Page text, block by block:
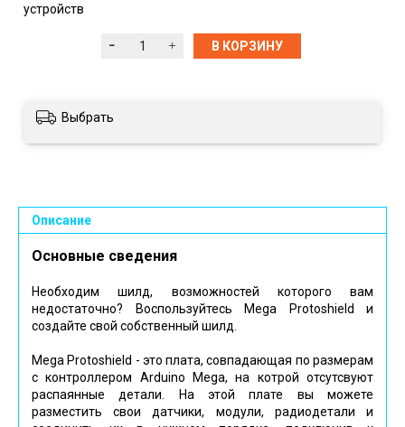
устройств
В КОРЗИНУ
Выбрать
Описание
Основные сведения
Необходим шилд, возможностей которого вам
недостаточно? Воспользуйтесь Mega Protoshield и
создайте свой собственный шилд.
Mega Protoshield - это плата, совпадающая по размерам
с контроллером Arduino Mega, на котрой отсутсвуют
распаянные детали. На этой плате вы можете
разместить свои датчики, модули, радиодетали и